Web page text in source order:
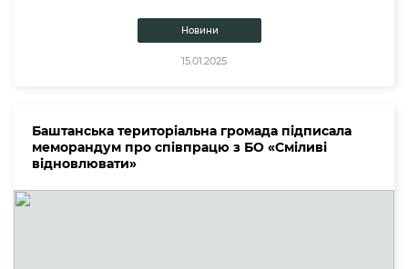
Новини
15.01.2025
Баштанська територіальна громада підписала
меморандум про співпрацю з БО «Сміливі
відновлювати»